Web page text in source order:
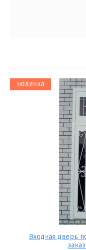
новинка
Входная дверь